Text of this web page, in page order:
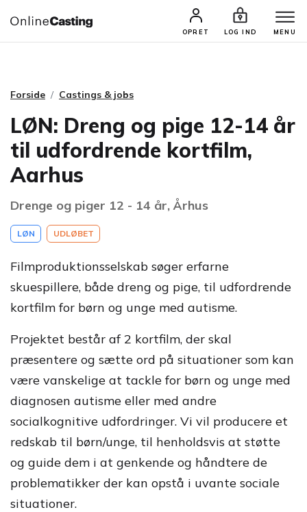
OPRET LOG IND MENU
CASTINGS & JOBS SØG PROFIL
Forside Castings & jobs
LØN: Dreng og pige 12-14 år
til udfordrende kortfilm,
Aarhus
Drenge og piger 12 - 14 år, Århus
LØN UDLØBET
Filmproduktionsselskab søger erfarne
skuespillere, både dreng og pige, til udfordrende
kortfilm for børn og unge med autisme.
Projektet består af 2 kortfilm, der skal
præsentere og sætte ord på situationer som kan
være vanskelige at tackle for børn og unge med
diagnosen autisme eller med andre
socialkognitive udfordringer. Vi vil producere et
redskab til børn/unge, til henholdsvis at støtte
og guide dem i at genkende og håndtere de
problematikker der kan opstå i uvante sociale
situationer.